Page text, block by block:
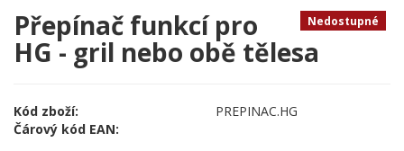
Nedostupné
Přepínač funkcí pro
HG - gril nebo obě tělesa
Kód zboží:
PREPINAC.HG
Čárový kód EAN: